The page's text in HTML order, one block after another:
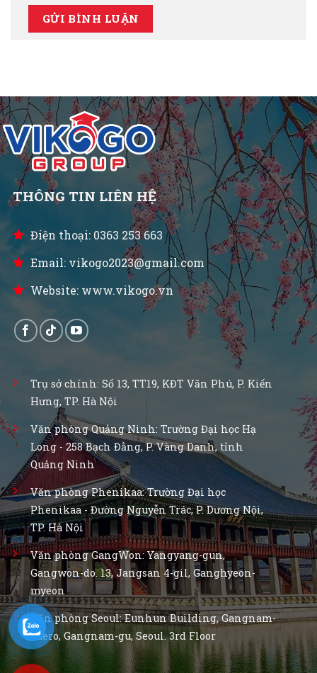
THÔNG TIN LIÊN HỆ
Điện thoại: 0363 253 663
Email: vikogo2023@gmail.com
Website: www.vikogo.vn
Trụ sở chính: Số 13, TT19, KĐT Văn Phú, P. Kiến
Hưng, TP. Hà Nội
Văn phòng Quảng Ninh: Trường Đại học Hạ
Long - 258 Bạch Đằng, P. Vàng Danh, tỉnh
Quảng Ninh
Văn phòng Phenikaa: Trường Đại học
Phenikaa - Đường Nguyễn Trác, P. Dương Nội,
TP. Hà Nội
Văn phòng GangWon: Yangyang-gun,
Gangwon-do. 13, Jangsan 4-gil, Ganghyeon-
myeon
Văn phòng Seoul: Eunhun Building, Gangnam-
daero, Gangnam-gu, Seoul. 3rd Floor